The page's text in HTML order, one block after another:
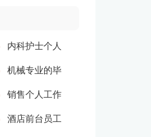
内科护士个人
工作总结(汇
编15篇)(全文
共18407字)
机械专业的毕
业实习总结
(全文共995
销售个人工作
总结【热门】
酒店前台员工